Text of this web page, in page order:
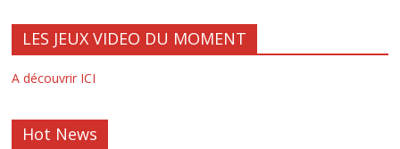
LES JEUX VIDEO DU MOMENT
A découvrir ICI
Hot News